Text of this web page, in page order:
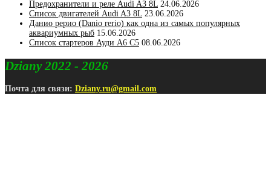
Предохранители и реле Audi A3 8L 24.06.2026
Список двигателей Audi A3 8L 23.06.2026
Данио рерио (Danio rerio) как одна из самых популярных
аквариумных рыб 15.06.2026
Список стартеров Ауди А6 С5 08.06.2026
Dziany 2022 - 2026
Почта для связи: Dziany.ru@gmail.com